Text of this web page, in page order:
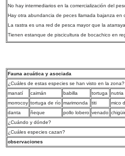
No hay intermediarios en la comercialización del
Hay otra abundancia de peces llamada bajanza
La rastra es una red de pesca mayor que la
Tienen estanque de piscicultura de bocachico en
Fauna acuática y asociada
¿Cuáles de estas especies se han visto en la zona?
manatí
caimán babilla tortuga
nutria
morrocoy tortuga de río marimonda titi
mico
danta
ñeque pollo lobero venado
¿Cuándo y dónde?
¿Cuáles especies cazan?
observaciones